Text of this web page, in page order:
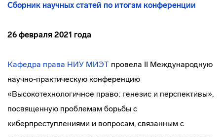
Сборник научных статей по итогам конференции
26 февраля 2021 года
Кафедра права НИУ МИЭТ провела II Международную
научно-практическую конференцию
«Высокотехнологичное право: генезис и перспективы»,
посвященную проблемам борьбы с
киберпреступлениями и вопросам, связанным с